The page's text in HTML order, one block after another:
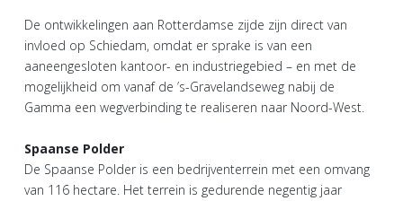
De ontwikkelingen aan Rotterdamse zijde zijn direct van
invloed op Schiedam, omdat er sprake is van een
aaneengesloten kantoor- en industriegebied – en met de
mogelijkheid om vanaf de ’s-Gravelandseweg nabij de
Gamma een wegverbinding te realiseren naar Noord-West.
Spaanse Polder
De Spaanse Polder is een bedrijventerrein met een omvang
van 116 hectare. Het terrein is gedurende negentig jaar